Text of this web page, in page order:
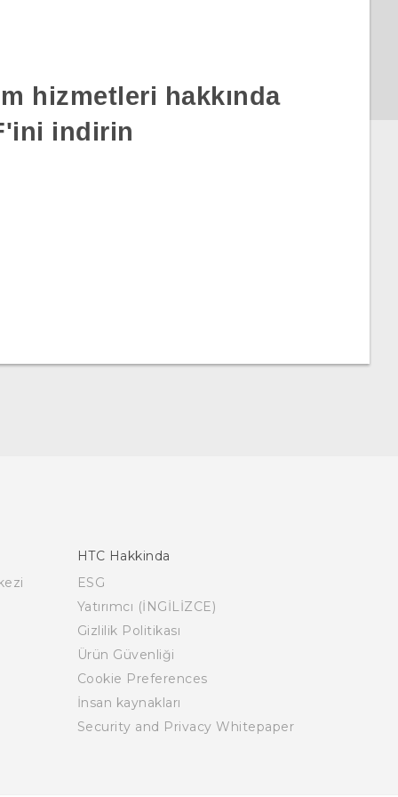
hizmetleri hakkında
indirin
HTC Hakkinda
ESG
Yatırımcı (İNGİLİZCE)
Gizlilik Politikası
Ürün Güvenliği
Cookie Preferences
İnsan kaynakları
Security and Privacy Whitepaper